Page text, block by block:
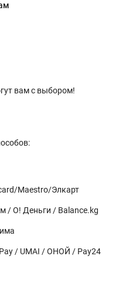
вам с выбором!
Maestro/Элкарт
/ О! Деньги / Balance.kg
/ UMAI / ОНОЙ / Pay24